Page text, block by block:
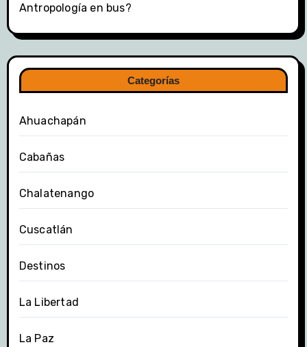
Antropología en bus?
Categorías
Ahuachapán
Cabañas
Chalatenango
Cuscatlán
Destinos
La Libertad
La Paz